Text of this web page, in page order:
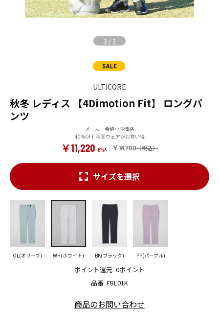
3 / 3
ULTICORE
秋冬 レディス 【4Dimotion Fit】 ロングパ
ンツ
メーカー希望小売価格
40%OFF 秋冬ウェアがお買い得
￥18,700
￥11,220
品番 FBL01K
ポイント還元 0ポイント
サイズを選択
OL(オリーブ) WH(ホワイト) BK(ブラック) PP(パープル)
商品のお問い合わせ